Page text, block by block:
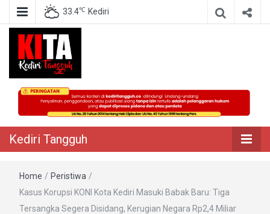
33.4℃ Kediri
Kediri Tangguh
Berita Akurat Terpercaya
Kediri Tangguh
Home / Peristiwa /
Kasus Korupsi KONI Kota Kediri Masuki Babak Baru: Tiga
Tersangka Segera Disidang, Kerugian Negara Rp2,4 Miliar